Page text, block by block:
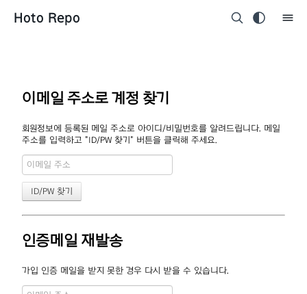
Hoto Repo
이메일 주소로 계정 찾기
회원정보에 등록된 메일 주소로 아이디/비밀번호를 알려드립니다. 메일
주소를 입력하고 "ID/PW 찾기" 버튼을 클릭해 주세요.
인증메일 재발송
가입 인증 메일을 받지 못한 경우 다시 받을 수 있습니다.